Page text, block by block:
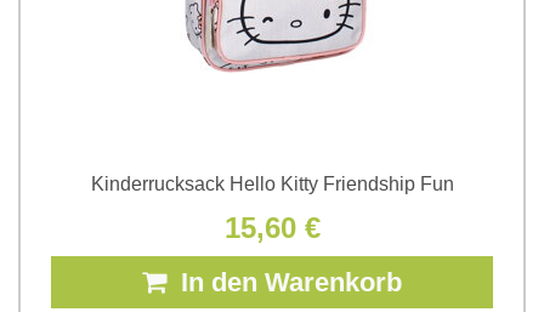
Kinderrucksack Hello Kitty Friendship Fun
15,60 €
In den Warenkorb